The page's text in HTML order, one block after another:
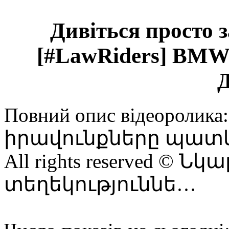
Дивіться просто
[#LawRiders]
Повний опис
իրավունքները
All rights reserved ©
տեղեկություննե…